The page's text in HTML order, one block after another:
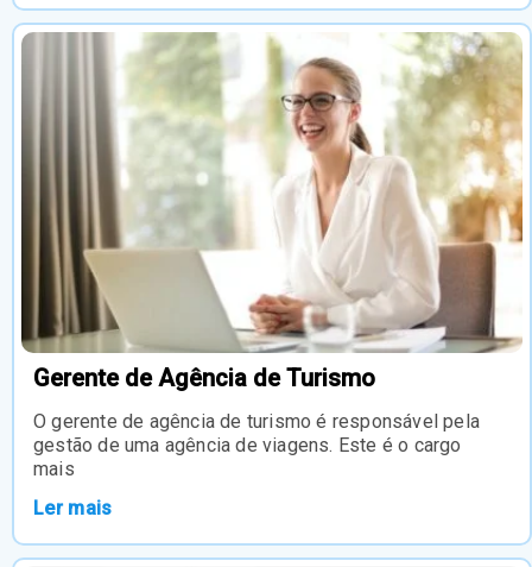
Gerente de Agência de Turismo
O gerente de agência de turismo é responsável pela
gestão de uma agência de viagens. Este é o cargo
mais
Ler mais